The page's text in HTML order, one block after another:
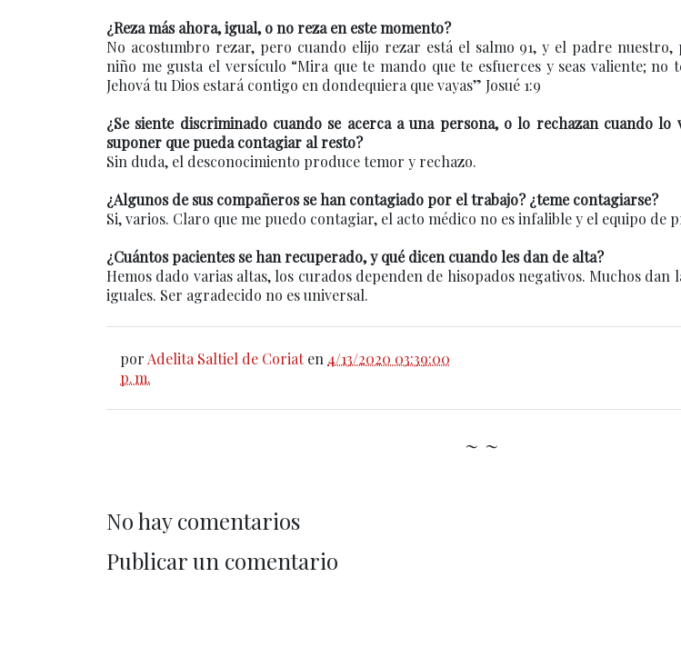
¿Reza más ahora, igual, o no reza en este momento?
No acostumbro rezar, pero cuando elijo rezar está el salmo 91, y el padre
niño me gusta el versículo “Mira que te mando que te esfuerces y seas valiente; no
Jehová tu Dios estará contigo en dondequiera que vayas” Josué 1:9
¿Se siente discriminado cuando se acerca a una persona, o lo rechazan cuando
suponer que pueda contagiar al resto?
Sin duda, el desconocimiento produce temor y rechazo.
¿Algunos de sus compañeros se han contagiado por el trabajo? ¿teme contagiarse?
Si, varios. Claro que me puedo contagiar, el acto médico no es infalible y el equipo de
¿Cuántos pacientes se han recuperado, y qué dicen cuando les dan de alta?
Hemos dado varias altas, los curados dependen de hisopados negativos. Muchos dan
iguales. Ser agradecido no es universal.
por Adelita Saltiel de Coriat en 4/13/2020 03:39:00
p. m.
~ ~
No hay comentarios
Publicar un comentario